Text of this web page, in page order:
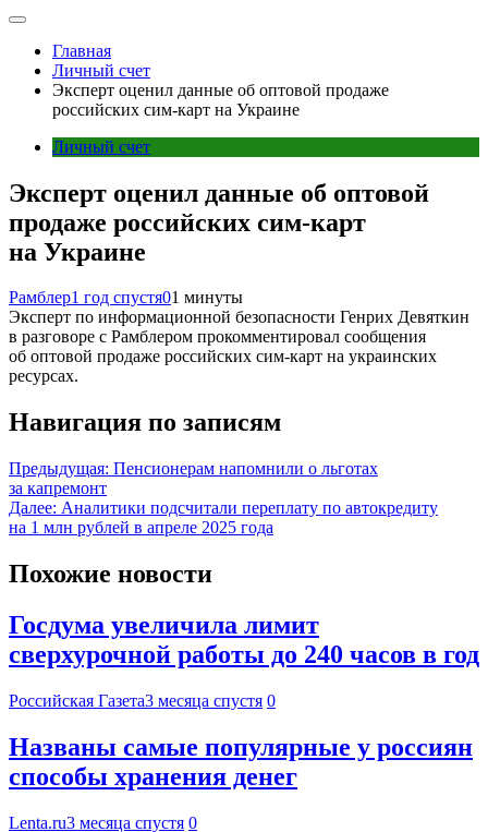
Главная
Личный счет
Эксперт оценил данные об оптовой продаже
российских сим-карт на Украине
Личный счет
Эксперт оценил данные об оптовой
продаже российских сим-карт
на Украине
Рамблер1 год спустя01 минуты
Эксперт по информационной безопасности Генрих Девяткин
в разговоре с Рамблером прокомментировал сообщения
об оптовой продаже российских сим-карт на украинских
ресурсах.
Навигация по записям
Предыдущая: Пенсионерам напомнили о льготах
за капремонт
Далее: Аналитики подсчитали переплату по автокредиту
на 1 млн рублей в апреле 2025 года
Похожие новости
Госдума увеличила лимит
сверхурочной работы до 240 часов в год
Российская Газета3 месяца спустя 0
Названы самые популярные у россиян
способы хранения денег
Lenta.ru3 месяца спустя 0